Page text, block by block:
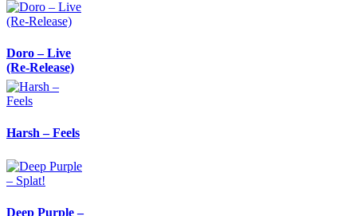
Doro – Live
(Re-Release)
Harsh – Feels
Deep Purple –